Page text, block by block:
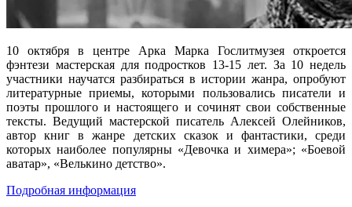
10 октября в центре Арка Марка Гослитмузея откроется
фэнтези мастерская для подростков 13-15 лет. За 10 недель
участники научатся разбираться в истории жанра, опробуют
литературные приемы, которыми пользовались писатели и
поэты прошлого и настоящего и сочинят свои собственные
тексты. Ведущий мастерской писатель Алексей Олейников,
автор книг в жанре детских сказок и фантастики, среди
которых наиболее популярны «Девочка и химера»; «Боевой
аватар», «Велькино детство».
Подробная информация